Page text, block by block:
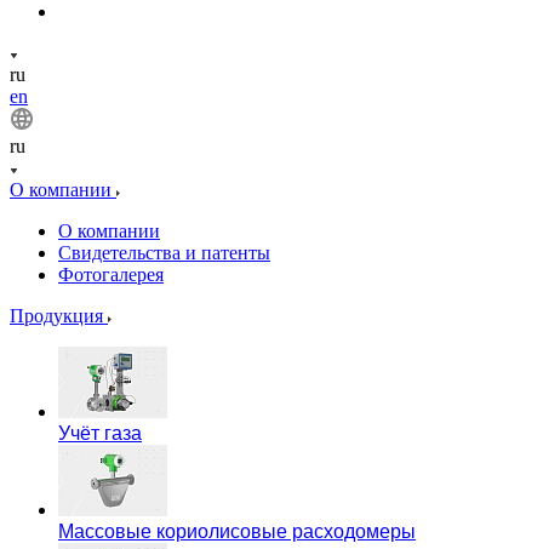
ru
en
ru
О компании
О компании
Свидетельства и патенты
Фотогалерея
Продукция
Учёт газа
Массовые кориолисовые расходомеры